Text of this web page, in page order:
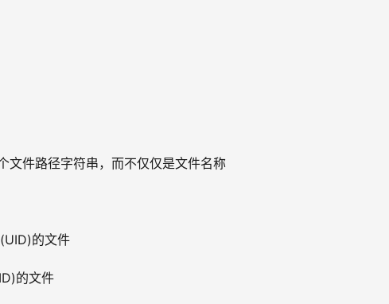
文件路径字符串，而不仅仅是文件名称
的文件
的文件